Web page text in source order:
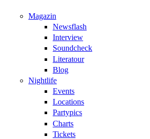
Magazin
Newsflash
Interview
Soundcheck
Literatour
Blog
Nightlife
Events
Locations
Partypics
Charts
Tickets